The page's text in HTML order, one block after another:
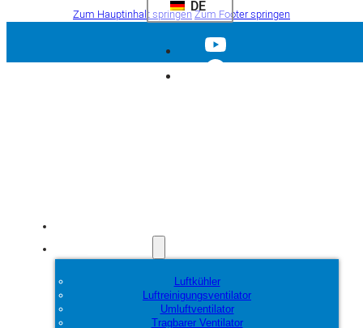
Zum Hauptinhalt springenZum Footer springen
DE
Luftkühler
Luftreinigungsventilator
Umluftventilator
Tragbarer Ventilator